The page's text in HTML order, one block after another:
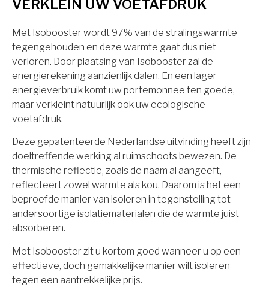
VERKLEIN UW VOETAFDRUK
Met Isobooster wordt 97% van de stralingswarmte
tegengehouden en deze warmte gaat dus niet
verloren. Door plaatsing van Isobooster zal de
energierekening aanzienlijk dalen. En een lager
energieverbruik komt uw portemonnee ten goede,
maar verkleint natuurlijk ook uw ecologische
voetafdruk.
Deze gepatenteerde Nederlandse uitvinding heeft zijn
doeltreffende werking al ruimschoots bewezen. De
thermische reflectie, zoals de naam al aangeeft,
reflecteert zowel warmte als kou. Daarom is het een
beproefde manier van isoleren in tegenstelling tot
andersoortige isolatiematerialen die de warmte juist
absorberen.
Met Isobooster zit u kortom goed wanneer u op een
effectieve, doch gemakkelijke manier wilt isoleren
tegen een aantrekkelijke prijs.